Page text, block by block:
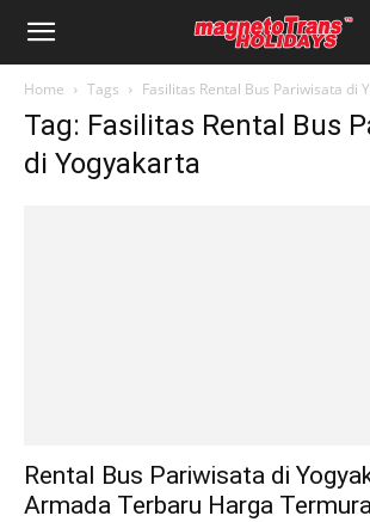
Home Tags Fasilitas Rental Bus Pariwisata di
Tag: Fasilitas Rental Bus
di Yogyakarta
Rental Bus Pariwisata di
Armada Terbaru Harga